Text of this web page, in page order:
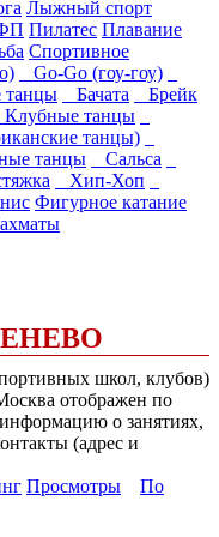
Лыжный спорт
Пилатес Плавание
Спортивное
Go-Go (гоу-гоу)
танцы Бачата
Брейк
Клубные танцы
танцы)
танцы
Сальса
Хип-Хоп
Фигурное катание
школ, клубов)
отображен по
о занятиях,
(адрес и
Просмотры
По